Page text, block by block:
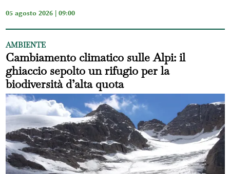
05 agosto 2026 | 09:00
AMBIENTE
Cambiamento climatico sulle Alpi: il
ghiaccio sepolto un rifugio per la
biodiversità d’alta quota